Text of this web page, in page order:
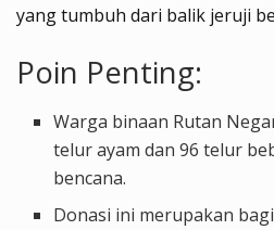
yang tumbuh dari balik jeruji
Poin Penting:
Warga binaan Rutan
telur ayam dan 96 telur
bencana.
Donasi ini merupakan